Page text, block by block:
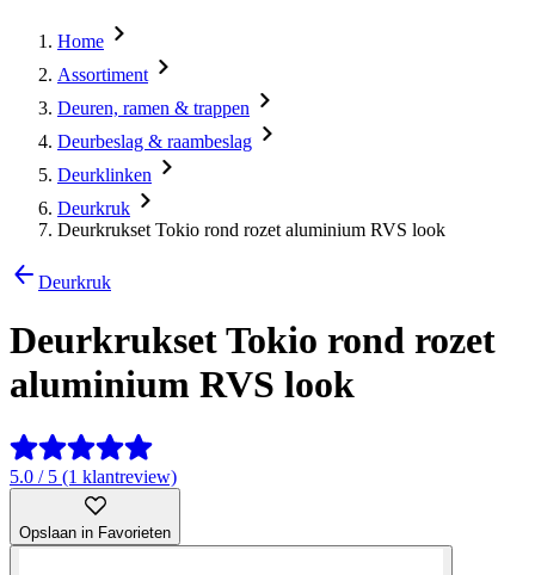
Home
Assortiment
Deuren, ramen & trappen
Deurbeslag & raambeslag
Deurklinken
Deurkruk
Deurkrukset Tokio rond rozet aluminium RVS look
Deurkruk
Deurkrukset Tokio rond rozet
aluminium RVS look
5.0 / 5 (1 klantreview)
Opslaan in Favorieten